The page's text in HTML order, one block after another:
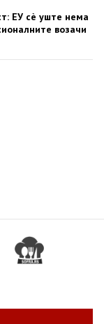
ЕУ сè уште нема
возачи